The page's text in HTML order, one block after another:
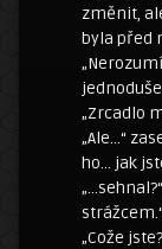
změnit,
byla před
„Zrcadlo
„Ale…“
ho… jak
„Cože